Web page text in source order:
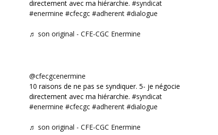
directement avec ma hiérarchie. #syndicat
#enermine #cfecgc #adherent #dialogue
♬ son original - CFE-CGC Enermine
@cfecgcenermine
10 raisons de ne pas se syndiquer. 5- je négocie
directement avec ma hiérarchie. #syndicat
#enermine #cfecgc #adherent #dialogue
♬ son original - CFE-CGC Enermine